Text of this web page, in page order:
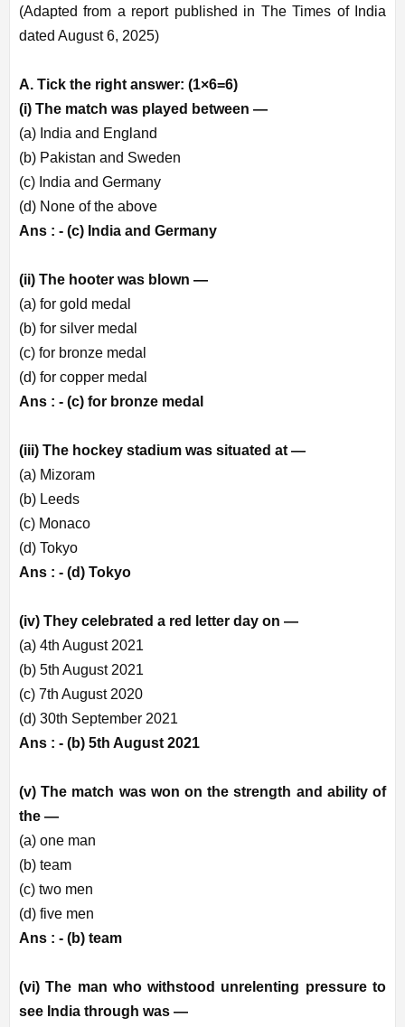
(Adapted from a report published in The Times of India
dated August 6, 2025)
A. Tick the right answer: (1×6=6)
(i) The match was played between —
(a) India and England
(b) Pakistan and Sweden
(c) India and Germany
(d) None of the above
Ans : - (c) India and Germany
(ii) The hooter was blown —
(a) for gold medal
(b) for silver medal
(c) for bronze medal
(d) for copper medal
Ans : - (c) for bronze medal
(iii) The hockey stadium was situated at —
(a) Mizoram
(b) Leeds
(c) Monaco
(d) Tokyo
Ans : - (d) Tokyo
(iv) They celebrated a red letter day on —
(a) 4th August 2021
(b) 5th August 2021
(c) 7th August 2020
(d) 30th September 2021
Ans : - (b) 5th August 2021
(v) The match was won on the strength and ability of
the —
(a) one man
(b) team
(c) two men
(d) five men
Ans : - (b) team
(vi) The man who withstood unrelenting pressure to
see India through was —